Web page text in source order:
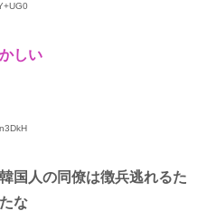
しい
国人の同僚は徴兵逃れるた
な